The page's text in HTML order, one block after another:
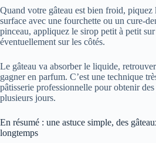
Quand votre gâteau est bien froid, piquez
surface avec une fourchette ou un cure-
pinceau, appliquez le sirop petit à petit sur
éventuellement sur les côtés.
Le gâteau va absorber le liquide,
gagner en parfum. C’est une technique
pâtisserie professionnelle pour obtenir
plusieurs jours.
En résumé : une astuce simple, des
longtemps